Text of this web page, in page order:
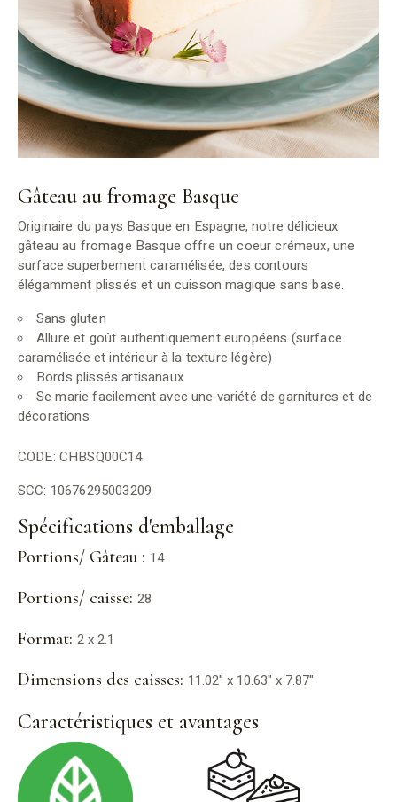
Gâteau au fromage Basque
Originaire du pays Basque en Espagne, notre délicieux
gâteau au fromage Basque offre un coeur crémeux, une
surface superbement caramélisée, des contours
élégamment plissés et un cuisson magique sans base.
Sans gluten
Allure et goût authentiquement européens (surface
caramélisée et intérieur à la texture légère)
Bords plissés artisanaux
Se marie facilement avec une variété de garnitures et de
décorations
CODE: CHBSQ00C14
SCC: 10676295003209
Spécifications d'emballage
Portions/ Gâteau : 14
Portions/ caisse: 28
Format: 2 x 2.1
Dimensions des caisses: 11.02" x 10.63" x 7.87"
Caractéristiques et avantages